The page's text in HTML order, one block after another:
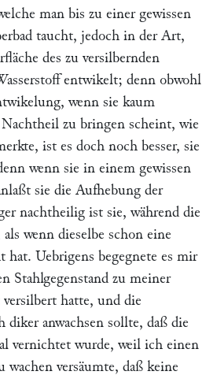
man bis zu einer gewissen
taucht, jedoch in der Art,
des zu versilbernden
entwikelt; denn obwohl
wenn sie kaum
zu bringen scheint, wie
ist es doch noch besser, sie
wenn sie in einem gewissen
sie die Aufhebung der
nachtheilig ist sie, während die
wenn dieselbe schon eine
hat. Uebrigens begegnete es mir
Stahlgegenstand zu meiner
hatte, und die
diker anwachsen sollte, daß die
vernichtet wurde, weil ich einen
wachen versäumte, daß keine